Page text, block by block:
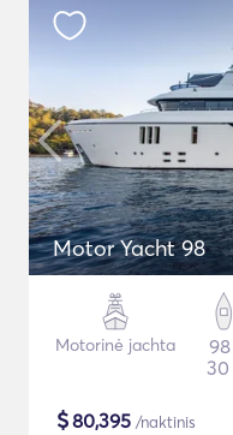
Motor Yacht 98
Motorinė jachta
30
$80,395 /naktinis